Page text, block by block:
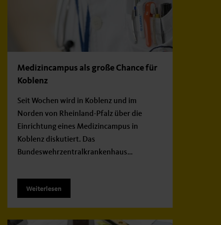
Medizincampus als große Chance für
Koblenz
Seit Wochen wird in Koblenz und im
Norden von Rheinland-Pfalz über die
Einrichtung eines Medizincampus in
Koblenz diskutiert. Das
Bundeswehrzentralkrankenhaus…
Weiterlesen